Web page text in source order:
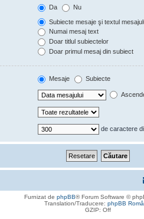
Da Nu
Subiecte mesaje şi textul
Numai mesaj text
Doar titlul subiectelor
Doar primul mesaj din subiect
Mesaje Subiecte
de caractere
Furnizat de phpBB® Forum Software ©
Translation/Traducere: phpBB
GZIP: Off